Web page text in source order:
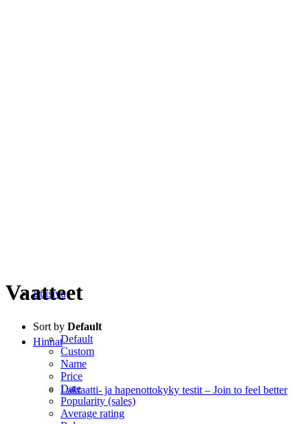
Etusivu
Hinnat
Laktaatti- ja hapenottokyky testit – Join to feel better
Vaatteet
Sort by Default
Default
Custom
Name
Price
Date
Popularity (sales)
Average rating